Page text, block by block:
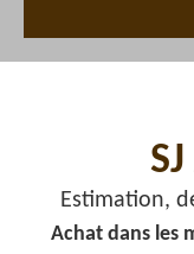
Estimation,
Achat dans les